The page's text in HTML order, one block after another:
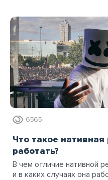
6565
Что такое
работать?
В чем отличие нативной
и в каких случаях она